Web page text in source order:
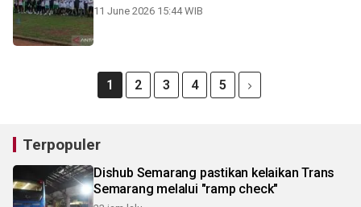
11 June 2026 15:44 WIB
1 2 3 4 5
Terpopuler
Dishub Semarang pastikan kelaikan Trans
Semarang melalui "ramp check"